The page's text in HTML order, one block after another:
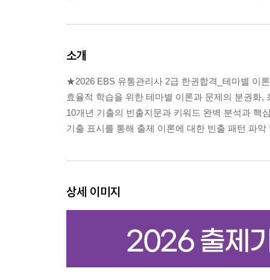
소개
★2026 EBS 유통관리사 2급 한권합격_테마별 이
효율적 학습을 위한 테마별 이론과 문제의 분권화,
10개년 기출의 빈출지문과 키워드 완벽 분석과 핵
기출 표시를 통해 출제 이론에 대한 빈출 패턴 파
상세 이미지